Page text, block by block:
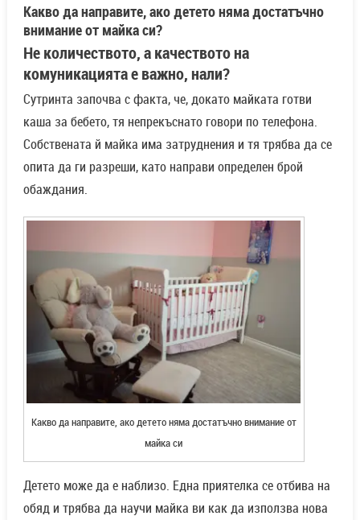
Какво да направите, ако детето няма достатъчно
внимание от майка си?
Не количеството, а качеството на
комуникацията е важно, нали?
Сутринта започва с факта, че, докато майката готви
каша за бебето, тя непрекъснато говори по телефона.
Собствената й майка има затруднения и тя трябва да се
опита да ги разреши, като направи определен брой
обаждания.
Какво да направите, ако детето няма достатъчно внимание от
майка си
Детето може да е наблизо. Една приятелка се отбива на
обяд и трябва да научи майка ви как да използва нова